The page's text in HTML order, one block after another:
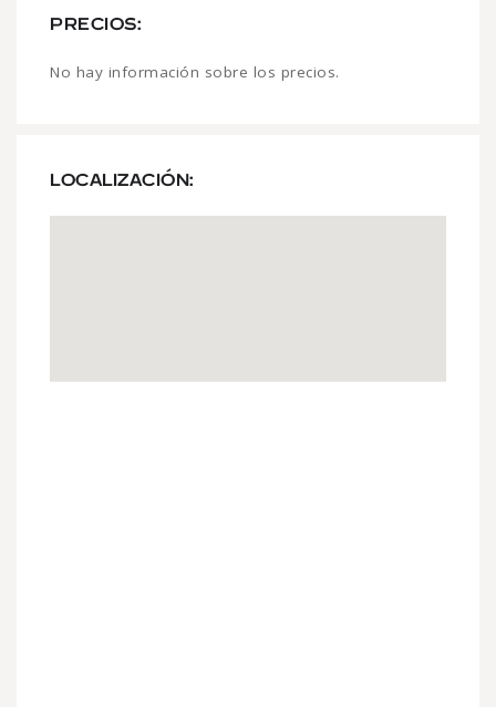
PRECIOS:
No hay información sobre los precios.
LOCALIZACIÓN: